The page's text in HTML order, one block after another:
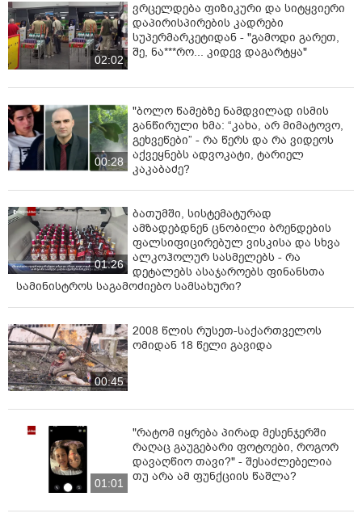
02:02
ვრცელდება ფიზიკური და სიტყვიერი
დაპირისპირების კადრები
სუპერმარკეტიდან - "გამოდი გარეთ,
შე, ნა***რო... კიდევ დაგარტყა"
00:28
"ბოლო წამებზე ნამდვილად ისმის
განწირული ხმა: “კახა, არ მიმატოვო,
გეხვეწები” - რა წერს და რა ვიდეოს
აქვეყნებს ადვოკატი, ტარიელ
კაკაბაძე?
01:26
ბათუმში, სისტემატურად
ამზადებდნენ ცნობილი ბრენდების
ფალსიფიცირებულ ვისკისა და სხვა
ალკოჰოლურ სასმელებს - რა
დეტალებს ასაჯაროებს ფინანსთა
სამინისტროს საგამოძიებო სამსახური?
00:45
2008 წლის რუსეთ-საქართველოს
ომიდან 18 წელი გავიდა
01:01
"რატომ იყრება პირად მესენჯერში
რაღაც გაუგებარი ფოტოები, როგორ
დავაღწიო თავი?" - შესაძლებელია
თუ არა ამ ფუნქციის წაშლა?